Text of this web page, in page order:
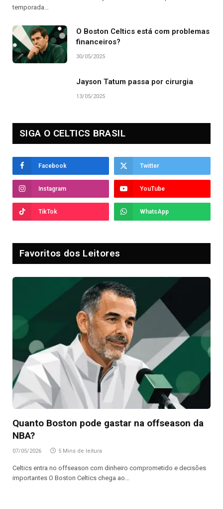
temporada…
O Boston Celtics está com problemas
financeiros?
30/05/2025
Jayson Tatum passa por cirurgia
13/05/2025
SIGA O CELTICS BRASIL
Facebook Twitter
Instagram YouTube
TikTok WhatsApp
Favoritos dos Leitores
Quanto Boston pode gastar na offseason da
NBA?
07/05/2026 5 Mins de leitura
Celtics entra no offseason com dinheiro comprometido e decisões
importantes O Boston Celtics chega ao…